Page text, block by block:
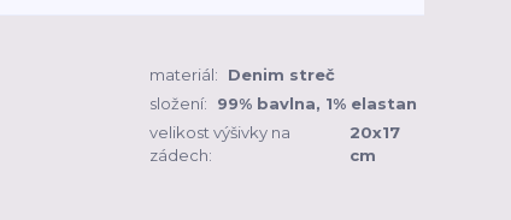
materiál:
Denim streč
složení:
99% bavlna, 1% elastan
velikost výšivky na
zádech:
20x17
cm